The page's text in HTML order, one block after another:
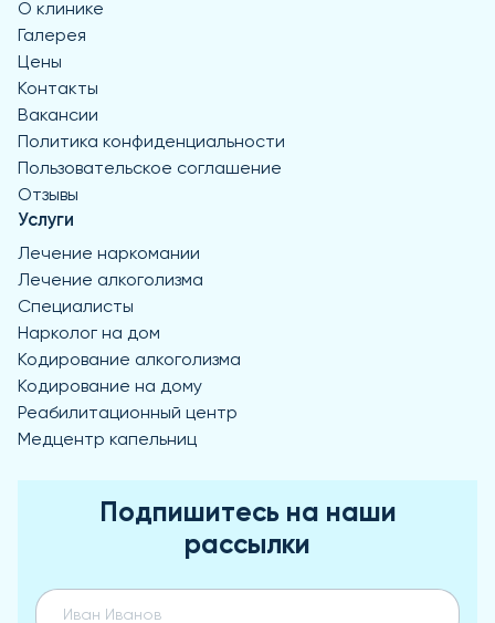
О клинике
Галерея
Цены
Контакты
Вакансии
Политика конфиденциальности
Пользовательское соглашение
Отзывы
Услуги
Лечение наркомании
Лечение алкоголизма
Специалисты
Нарколог на дом
Кодирование алкоголизма
Кодирование на дому
Реабилитационный центр
Медцентр капельниц
Подпишитесь на наши
рассылки